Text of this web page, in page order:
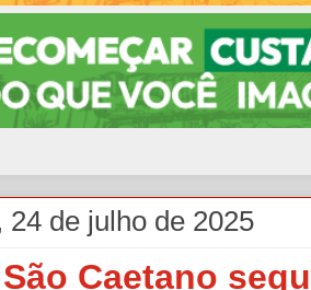
24 de julho de 2025
Caetano